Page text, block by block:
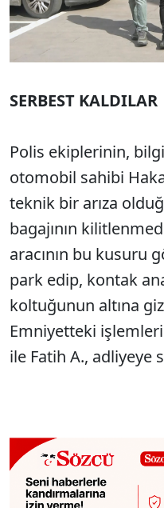
SERBEST KALDILAR
Polis ekiplerinin,
otomobil sahibi
teknik bir arıza
bagajının
aracının bu kusuru
park edip, kontak
koltuğunun altına
Emniyetteki
ile Fatih A., adliyeye